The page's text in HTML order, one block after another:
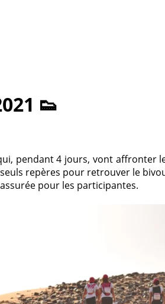
👟
pendant 4 jours, vont affronter
repères pour retrouver le
assurée pour les participantes.